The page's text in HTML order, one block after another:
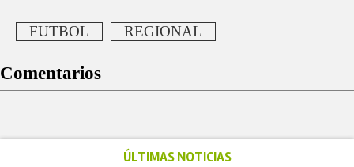
FUTBOL REGIONAL
Comentarios
ÚLTIMAS NOTICIAS